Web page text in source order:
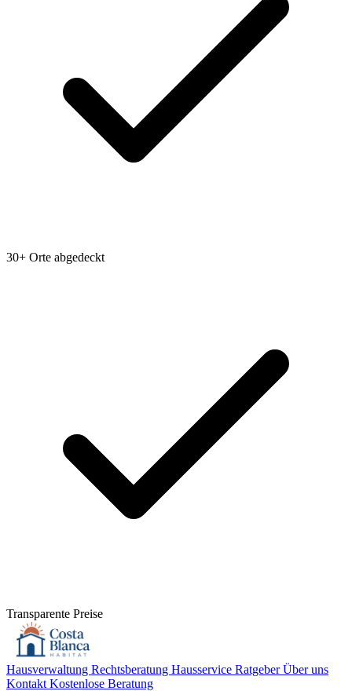
30+ Orte abgedeckt
Transparente Preise
Hausverwaltung Rechtsberatung Hausservice RatgeberÜber uns
Kontakt Kostenlose Beratung